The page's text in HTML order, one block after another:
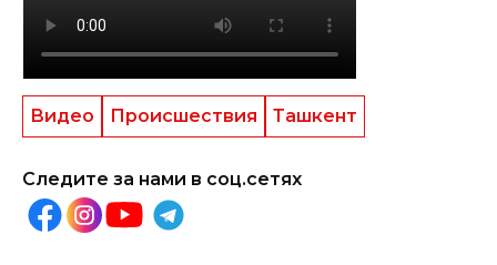
Видео Происшествия Ташкент
Следите за нами в соц.сетях